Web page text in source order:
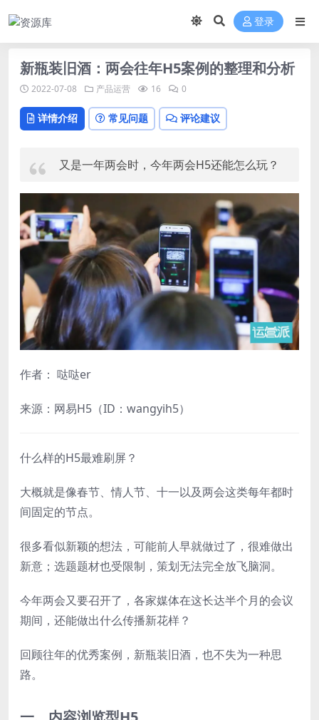
登录
新瓶装旧酒：两会往年H5案例的整理和分析
2022-07-08 产品运营 16 0
详情介绍 常见问题 评论建议
又是一年两会时，今年两会H5还能怎么玩？
作者： 哒哒er
来源：网易H5（ID：wangyih5）
什么样的H5最难刷屏？
大概就是像春节、情人节、十一以及两会这类每年都时
间固定的节点。
很多看似新颖的想法，可能前人早就做过了，很难做出
新意；选题题材也受限制，策划无法完全放飞脑洞。
今年两会又要召开了，各家媒体在这长达半个月的会议
期间，还能做出什么传播新花样？
回顾往年的优秀案例，新瓶装旧酒，也不失为一种思
路。